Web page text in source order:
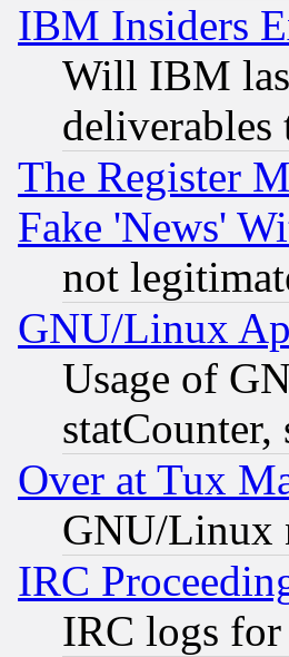
IBM Insiders
Will IBM
deliverables
The Register
Fake 'News'
not
GNU/Linux
Usage of
statCounter,
Over at Tux
GNU/Linux
IRC
IRC logs for